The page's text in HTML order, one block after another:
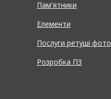
Пам'ятники
Елементи
Послуги ретуші фото
Розробка ПЗ